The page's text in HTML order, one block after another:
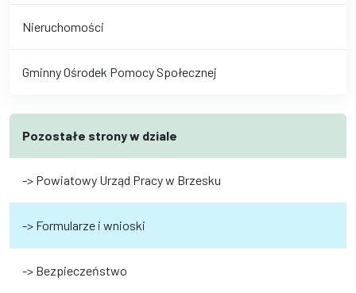
Nieruchomości
Gminny Ośrodek Pomocy Społecznej
Pozostałe strony w dziale
-> Powiatowy Urząd Pracy w Brzesku
-> Formularze i wnioski
-> Bezpieczeństwo